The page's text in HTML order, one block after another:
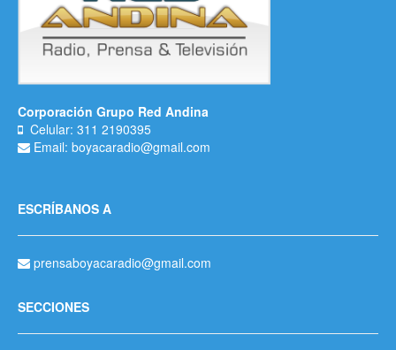
Corporación Grupo Red Andina
Celular: 311 2190395
Email: boyacaradio@gmail.com
ESCRÍBANOS A
prensaboyacaradio@gmail.com
SECCIONES